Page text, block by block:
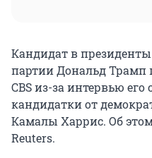
Кандидат в
партии Дональд Трамп
CBS из-за интервью
кандидатки от
Камалы Харрис. Об
Reuters.